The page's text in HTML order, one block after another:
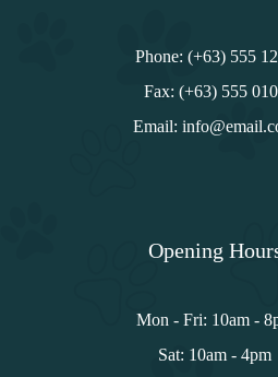
Phone: (+63) 555
Fax: (+63) 555
Email:
Opening
Mon - Fri: 10am -
Sat: 10am - 4pm